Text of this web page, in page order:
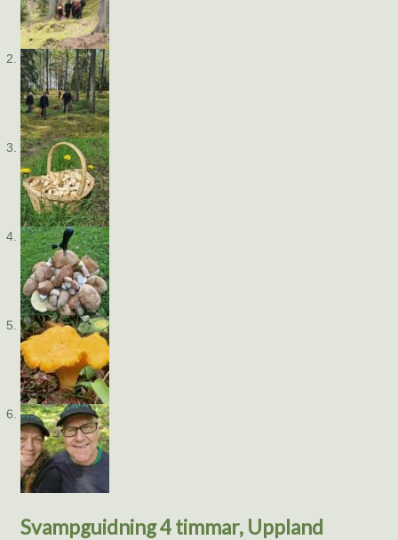
Svampguidning 4 timmar, Uppland